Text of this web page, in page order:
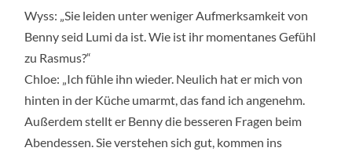
Wyss: „Sie leiden unter weniger Aufmerksamkeit von
Benny seid Lumi da ist. Wie ist ihr momentanes Gefühl
zu Rasmus?“
Chloe: „Ich fühle ihn wieder. Neulich hat er mich von
hinten in der Küche umarmt, das fand ich angenehm.
Außerdem stellt er Benny die besseren Fragen beim
Abendessen. Sie verstehen sich gut, kommen ins